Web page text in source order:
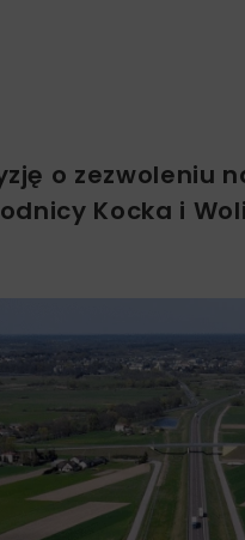
o zezwoleniu
Kocka i